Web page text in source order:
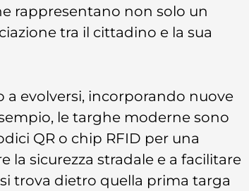
rappresentano non solo un
tra il cittadino e la sua
evolversi, incorporando nuove
le targhe moderne sono
QR o chip RFID per una
sicurezza stradale e a facilitare
si trova dietro quella prima targa